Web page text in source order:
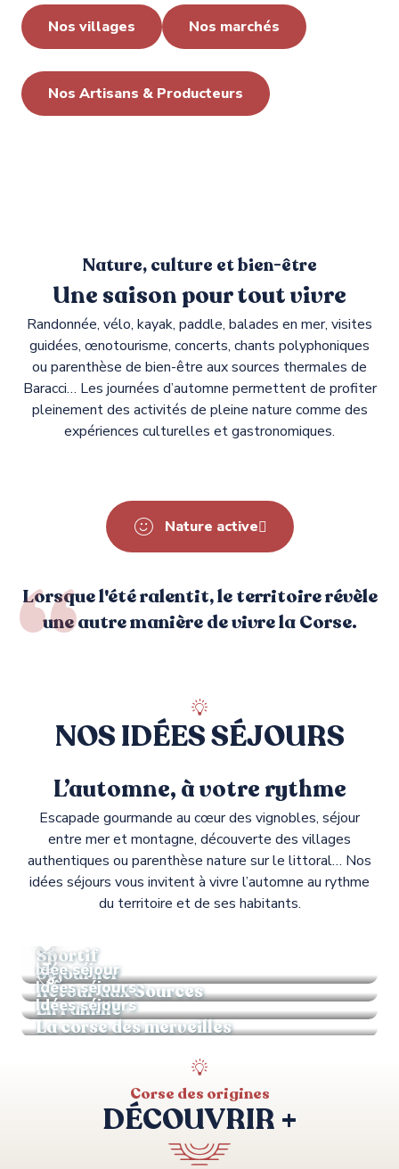
Nos villages Nos marchés
Nos Artisans & Producteurs
Nature, culture et bien-être
Une saison pour tout vivre
Randonnée, vélo, kayak, paddle, balades en mer, visites
guidées, œnotourisme, concerts, chants polyphoniques
ou parenthèse de bien-être aux sources thermales de
Baracci… Les journées d’automne permettent de profiter
pleinement des activités de pleine nature comme des
expériences culturelles et gastronomiques.
Nature active
Lorsque l'été ralentit, le territoire révèle
une autre manière de vivre la Corse.
NOS IDÉES SÉJOURS
L’automne, à votre rythme
Escapade gourmande au cœur des vignobles, séjour
entre mer et montagne, découverte des villages
authentiques ou parenthèse nature sur le littoral… Nos
idées séjours vous invitent à vivre l’automne au rythme
du territoire et de ses habitants.
Sportif
Séjourner
Idée séjour
Retour aux Sources
Idées séjours
En Famille
Idées séjours
La corse des merveilles
Corse des origines
DÉCOUVRIR +